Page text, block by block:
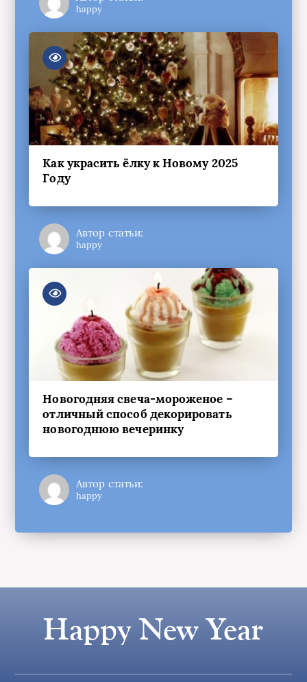
happy
Как украсить ёлку к Новому 2025
Году
Автор статьи:
happy
Новогодняя свеча-мороженое –
отличный способ декорировать
новогоднюю вечеринку
Автор статьи:
happy
Happy New Year